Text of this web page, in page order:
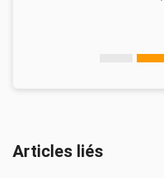
Articles liés